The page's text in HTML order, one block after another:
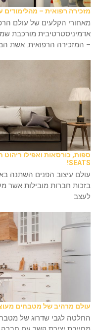
מזכירה רפואית – מהלימודים
מאחורי הקלעים של עולם
אדמיניסטרטיבית מורכבת
– המזכירה הרפואית. אשת
SEATS!
עולם עיצוב הפנים השתנה
בזכות חברות מובילות אשר
לעצב
עולם מרהיב של מטבחים
החלטה לגבי שדרוג של מטבח